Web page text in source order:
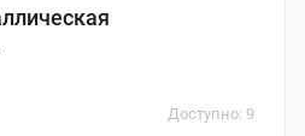
Доступно: 9